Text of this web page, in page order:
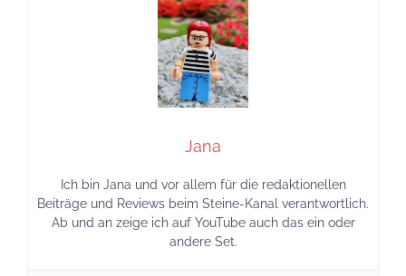
Jana
Ich bin Jana und vor allem für die redaktionellen
Beiträge und Reviews beim Steine-Kanal verantwortlich.
Ab und an zeige ich auf YouTube auch das ein oder
andere Set.